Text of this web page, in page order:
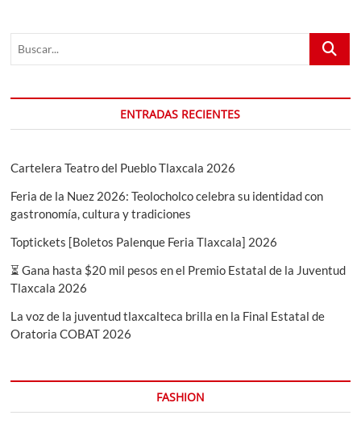
en
la
de
este
Mayo
Buscar...
ENTRADAS RECIENTES
Cartelera Teatro del Pueblo Tlaxcala 2026
Feria de la Nuez 2026: Teolocholco celebra su identidad con
gastronomía, cultura y tradiciones
Toptickets [Boletos Palenque Feria Tlaxcala] 2026
⏳ Gana hasta $20 mil pesos en el Premio Estatal de la Juventud
Tlaxcala 2026
La voz de la juventud tlaxcalteca brilla en la Final Estatal de
Oratoria COBAT 2026
FASHION